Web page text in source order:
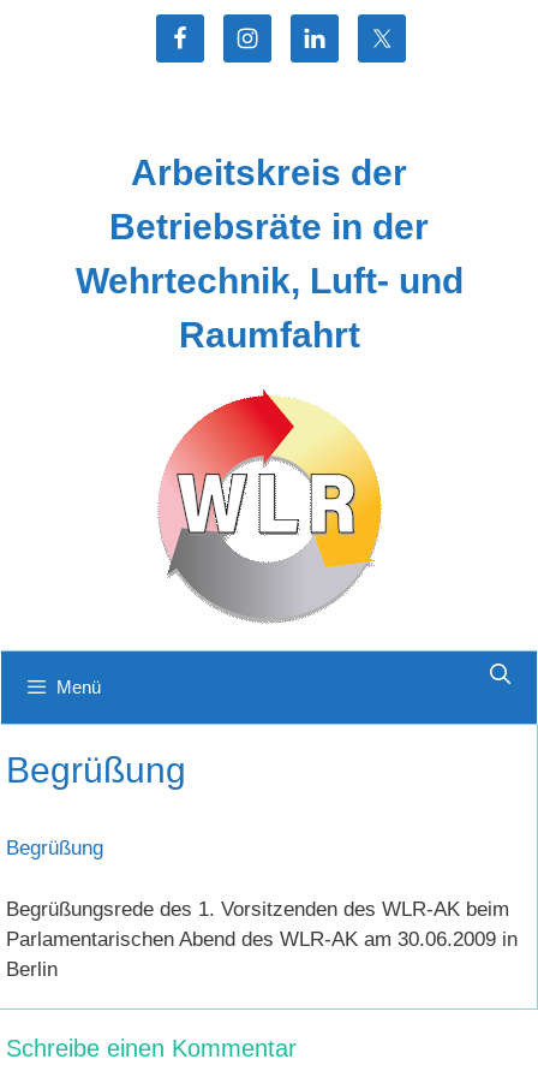
Arbeitskreis der
Betriebsräte in der
Wehrtechnik, Luft- und
Raumfahrt
Menü
Begrüßung
Begrüßung
Begrüßungsrede des 1. Vorsitzenden des WLR-AK beim
Parlamentarischen Abend des WLR-AK am 30.06.2009 in
Berlin
Schreibe einen Kommentar